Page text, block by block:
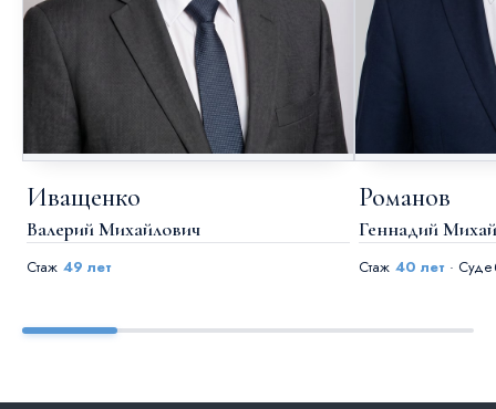
Иващенко
Валерий Михайлович
Стаж 49 лет
Романов
Геннадий
Стаж 40 лет·